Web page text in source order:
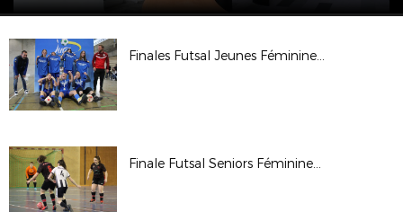
Finales Futsal Jeunes Féminines 2025
Finale Futsal Seniors Féminines 2024-2025